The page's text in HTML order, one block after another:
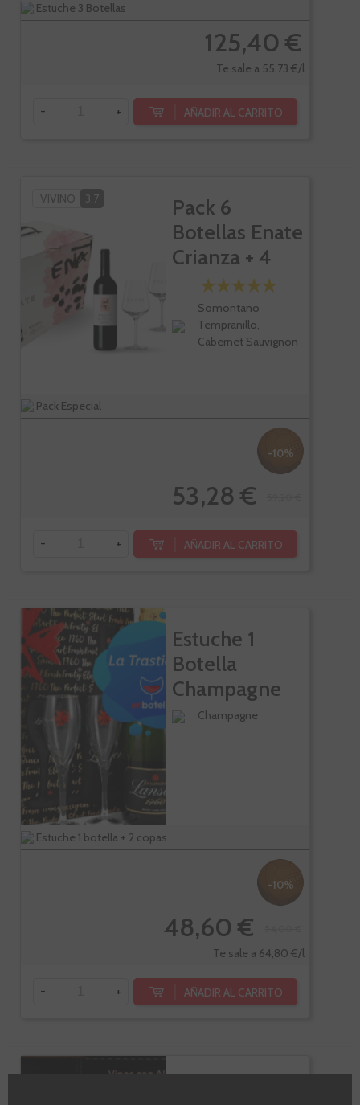
Estuche 3 Botellas
125,40 €
Te sale a 55,73 €/l
- + AÑADIR AL CARRITO
VIVINO 3,7
Pack 6
Botellas Enate
Crianza + 4
Copas
Somontano
Tempranillo,
Cabernet Sauvignon
Pack Especial
-10%
53,28 €
- + AÑADIR AL CARRITO
Estuche 1
Botella
Champagne
Lanson...
Champagne
Estuche 1 botella + 2 copas
-10%
48,60 €
Te sale a 64,80 €/l
- + AÑADIR AL CARRITO